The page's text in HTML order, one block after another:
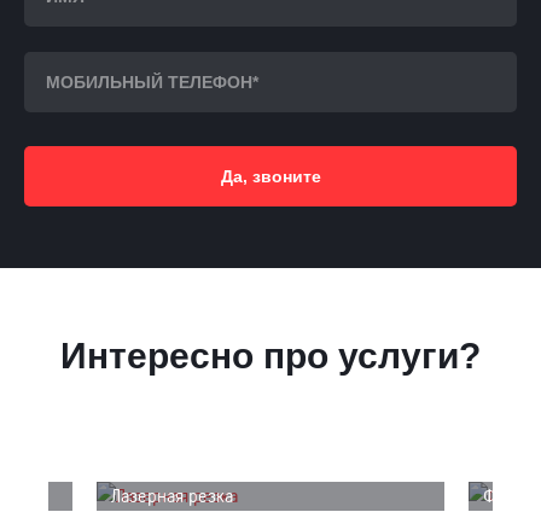
Да, звоните
Интересно про услуги?
Лазерная резка